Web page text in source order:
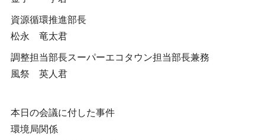
資源循環推進部長
松永 竜太君
調整担当部長スーパーエコタウン担当部長兼務
風祭 英人君
本日の会議に付した事件
環境局関係